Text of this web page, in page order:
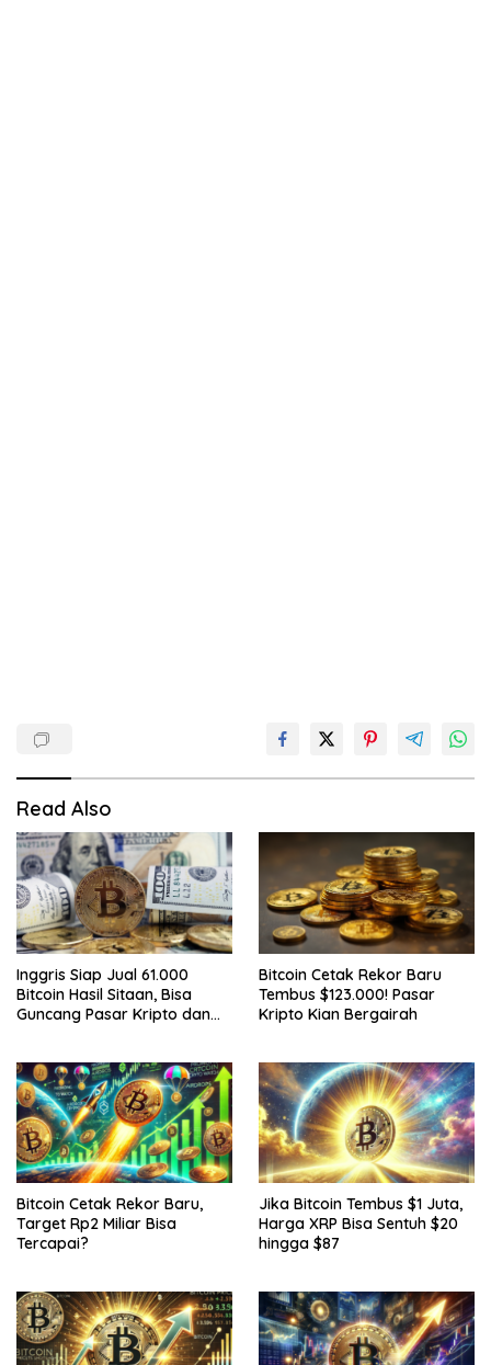
Read Also
Inggris Siap Jual 61.000
Bitcoin Hasil Sitaan, Bisa
Guncang Pasar Kripto dan
Bitcoin Cetak Rekor Baru
Tembus $123.000! Pasar
Kripto Kian Bergairah
Bitcoin Cetak Rekor Baru,
Target Rp2 Miliar Bisa
Tercapai?
Jika Bitcoin Tembus $1 Juta,
Harga XRP Bisa Sentuh $20
hingga $87